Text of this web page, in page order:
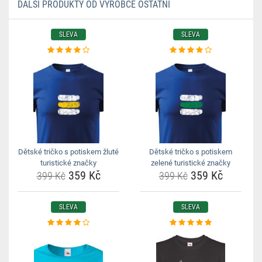
DALŠÍ PRODUKTY OD VÝROBCE OSTATNÍ
SLEVA
Dětské tričko s potiskem žluté
turistické značky
399 Kč359 Kč
SLEVA
Dětské tričko s potiskem
zelené turistické značky
399 Kč359 Kč
SLEVA SLEVA